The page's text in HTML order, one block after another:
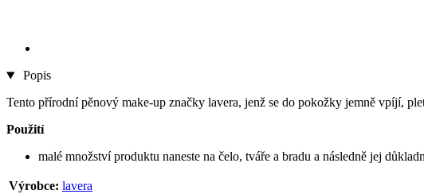
Popis
Tento přírodní pěnový make-up značky lavera, jenž se do pokožky jemně vpíjí,
Použití
malé množství produktu naneste na čelo, tváře a bradu a následně jej
Výrobce: lavera